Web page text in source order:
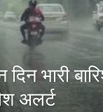
दिन भारी
अलर्ट